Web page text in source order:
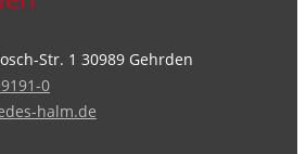
Str. 1 30989 Gehrden
0
halm.de